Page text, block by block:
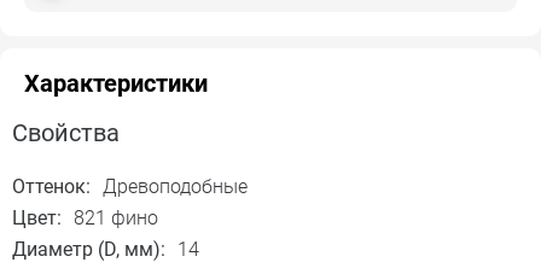
Характеристики
Свойства
Оттенок: Древоподобные
Цвет: 821 фино
Диаметр (D, мм):
14